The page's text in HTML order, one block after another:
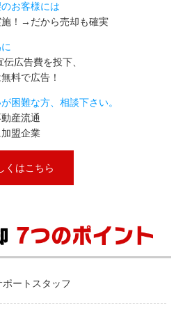
お客様には
！→だから売却も確実
広告費を投下、
料で広告！
困難な方、相談下さい。
産流通
盟企業
くはこちら
ートスタッフ